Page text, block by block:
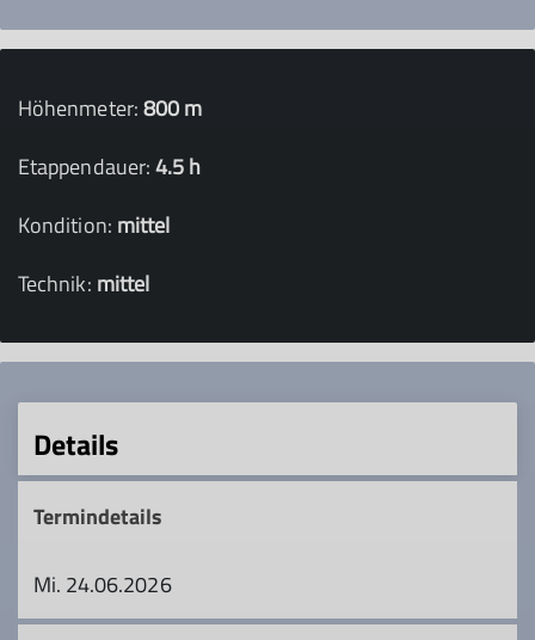
Höhenmeter:800 m
Etappendauer:4.5 h
Kondition: mittel
Technik: mittel
Details
Termindetails
Mi. 24.06.2026